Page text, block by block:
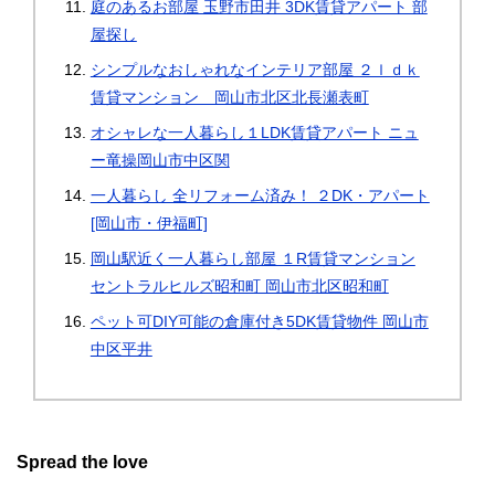
庭のあるお部屋 玉野市田井 3DK賃貸アパート 部
屋探し
シンプルなおしゃれなインテリア部屋 ２ｌｄｋ
賃貸マンション 岡山市北区北長瀬表町
オシャレな一人暮らし１LDK賃貸アパート ニュ
ー竜操岡山市中区関
一人暮らし 全リフォーム済み！ ２DK・アパート
[岡山市・伊福町]
岡山駅近く一人暮らし部屋 １R賃貸マンション
セントラルヒルズ昭和町 岡山市北区昭和町
ペット可DIY可能の倉庫付き5DK賃貸物件 岡山市
中区平井
Spread the love